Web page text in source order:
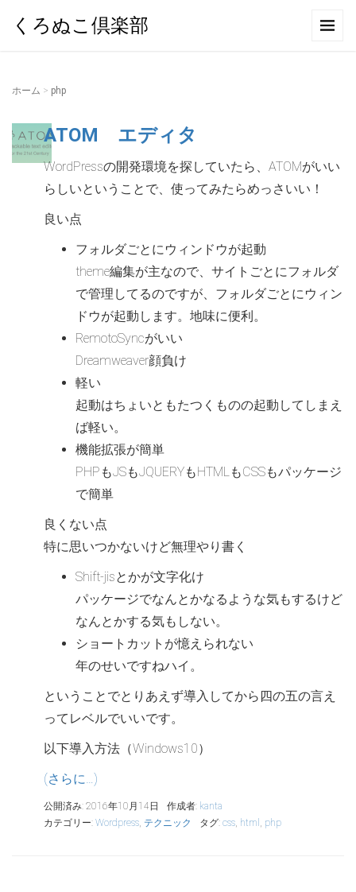
くろぬこ倶楽部
ホーム > php
ATOM エディタ
WordPressの開発環境を探していたら、ATOMがいい
らしいということで、使ってみたらめっさいい！
良い点
フォルダごとにウィンドウが起動
theme編集が主なので、サイトごとにフォルダ
で管理してるのですが、フォルダごとにウィン
ドウが起動します。地味に便利。
RemotoSyncがいい
Dreamweaver顔負け
軽い
起動はちょいともたつくものの起動してしまえ
ば軽い。
機能拡張が簡単
PHPもJSもJQUERYもHTMLもCSSもパッケージ
で簡単
良くない点
特に思いつかないけど無理やり書く
Shift-jisとかが文字化け
パッケージでなんとかなるような気もするけど
なんとかする気もしない。
ショートカットが憶えられない
年のせいですねハイ。
ということでとりあえず導入してから四の五の言え
ってレベルでいいです。
以下導入方法（Windows10）
(さらに…)
公開済み: 2016年10月14日 作成者: kanta
カテゴリー: Wordpress, テクニック タグ: css, html , php